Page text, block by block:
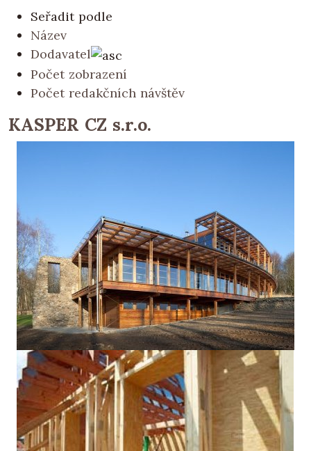
Seřadit podle
Název
Dodavatel
Počet zobrazení
Počet redakčních návštěv
KASPER CZ s.r.o.